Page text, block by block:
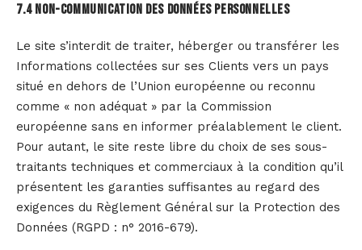
7.4 Non-communication des données personnelles
Le site s’interdit de traiter, héberger ou transférer les
Informations collectées sur ses Clients vers un pays
situé en dehors de l’Union européenne ou reconnu
comme « non adéquat » par la Commission
européenne sans en informer préalablement le client.
Pour autant, le site reste libre du choix de ses sous-
traitants techniques et commerciaux à la condition qu’il
présentent les garanties suffisantes au regard des
exigences du Règlement Général sur la Protection des
Données (RGPD : n° 2016-679).